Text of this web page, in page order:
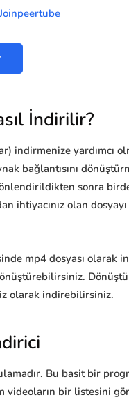
Joinpeertube
İndirilir?
indirmenize yardımcı
bağlantısını
sonra
ihtiyacınız olan
mp4 dosyası olarak
olarak indirebilirsiniz.
Bu basit bir
videoların bir listesini